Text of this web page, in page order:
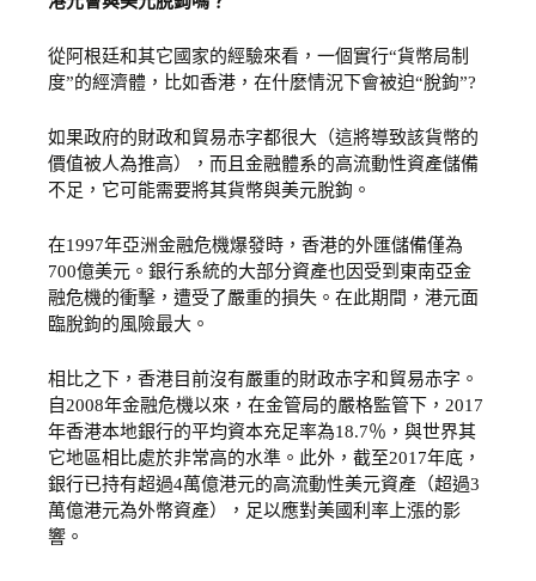
從阿根廷和其它國家的經驗來看，一個實行“貨幣局制
度”的經濟體，比如香港，在什麼情況下會被迫“脫鉤”?
如果政府的財政和貿易赤字都很大（這將導致該貨幣的
價值被人為推高），而且金融體系的高流動性資產儲備
不足，它可能需要將其貨幣與美元脫鉤。
在1997年亞洲金融危機爆發時，香港的外匯儲備僅為
700億美元。銀行系統的大部分資產也因受到東南亞金
融危機的衝擊，遭受了嚴重的損失。在此期間，港元面
臨脫鉤的風險最大。
相比之下，香港目前沒有嚴重的財政赤字和貿易赤字。
自2008年金融危機以來，在金管局的嚴格監管下，2017
年香港本地銀行的平均資本充足率為18.7％，與世界其
它地區相比處於非常高的水準。此外，截至2017年底，
銀行已持有超過4萬億港元的高流動性美元資產（超過3
萬億港元為外幣資產），足以應對美國利率上漲的影
響。